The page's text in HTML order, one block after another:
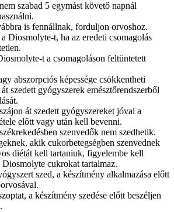
szabad 5 egymást követő napnál
is fennállnak, forduljon orvoshoz.
Diosmolyte-t, ha az eredeti csomagolás
t a csomagoláson feltüntetett
abszorpciós képessége csökkentheti
szedett gyógyszerek emésztőrendszerből
át szedett gyógyszereket jóval a
előtt vagy után kell bevenni.
szenvedők nem szedhetik.
akik cukorbetegségben szenvednek
diétát kell tartaniuk, figyelembe kell
cukrokat tartalmaz.
szed, a készítmény alkalmazása előtt
a készítmény szedése előtt beszéljen